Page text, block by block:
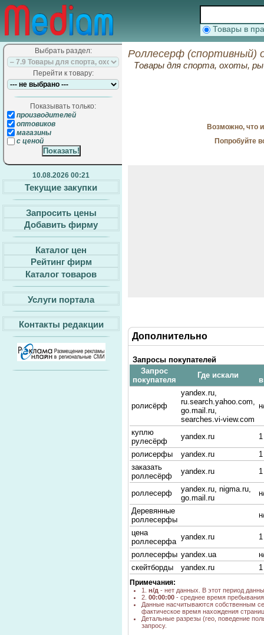
Товары в
Выбрать раздел:
Перейти к товару:
Показывать только:
производителей
оптовиков
магазины
с ценой
10.08.2026 00:21
Текущие закупки
Запросить цены
Добавить фирму
Каталог цен
Рейтинг фирм
Каталог товаров
Услуги портала
Контакты редакции
Роллесерф (спортивный)
Товары для спорта, охоты,
Возможно, что
Попробуйте
Дополнительно
Запросы покупателей
Запрос
покупателя
Где искали
ролисёрф
yandex.ru,
ru.search.yahoo.com,
go.mail.ru,
searches.vi-view.com
куплю
рулесёрф
yandex.ru
1
ролисерфы
yandex.ru
1
заказать
роллесёрф
yandex.ru 1
роллесерф
yandex.ru, nigma.ru,
go.mail.ru
Деревянные
роллесерфы
цена
роллесерфа
yandex.ru
1
роллесерфы yandex.ua
скейтборды
yandex.ru 1
Примечания:
1. н/д - нет данных. В этот период
2. 00:00:00 - среднее время
Данные насчитываются собственным
фактическое время нахождения
Детальные разрезы (гео, поведение
запросу.